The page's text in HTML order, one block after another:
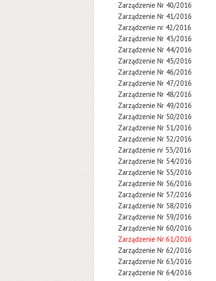
Zarządzenie Nr 40/2016
Zarządzenie Nr 41/2016
Zarządzenie nr 42/2016
Zarządzenie Nr 43/2016
Zarządzenie Nr 44/2016
Zarządzenie Nr 45/2016
Zarządzenie Nr 46/2016
Zarządzenie Nr 47/2016
Zarządzenie Nr 48/2016
Zarządzenie Nr 49/2016
Zarządzenie Nr 50/2016
Zarządzenie Nr 51/2016
Zarządzenie Nr 52/2016
Zarządzenie nr 53/2016
Zarządzenie Nr 54/2016
Zarządzenie Nr 55/2016
Zarządzenie Nr 56/2016
Zarządzenie Nr 57/2016
Zarządzenie Nr 58/2016
Zarządzenie Nr 59/2016
Zarządzenie Nr 60/2016
Zarządzenie Nr 61/2016
Zarządzenie Nr 62/2016
Zarządzenie Nr 63/2016
Zarządzenie Nr 64/2016